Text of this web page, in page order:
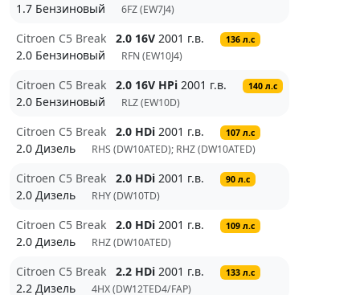
1.7 Бензиновый 6FZ (EW7J4)
Citroen C5 Break 2.0 16V 2001 г.в. 136 л.с
2.0 Бензиновый RFN (EW10J4)
Citroen C5 Break 2.0 16V HPi 2001 г.в. 140 л.с
2.0 Бензиновый RLZ (EW10D)
Citroen C5 Break 2.0 HDi 2001 г.в. 107 л.с
2.0 Дизель RHS (DW10ATED); RHZ (DW10ATED)
Citroen C5 Break 2.0 HDi 2001 г.в. 90 л.с
2.0 Дизель RHY (DW10TD)
Citroen C5 Break 2.0 HDi 2001 г.в. 109 л.с
2.0 Дизель RHZ (DW10ATED)
Citroen C5 Break 2.2 HDi 2001 г.в. 133 л.с
2.2 Дизель 4HX (DW12TED4/FAP)